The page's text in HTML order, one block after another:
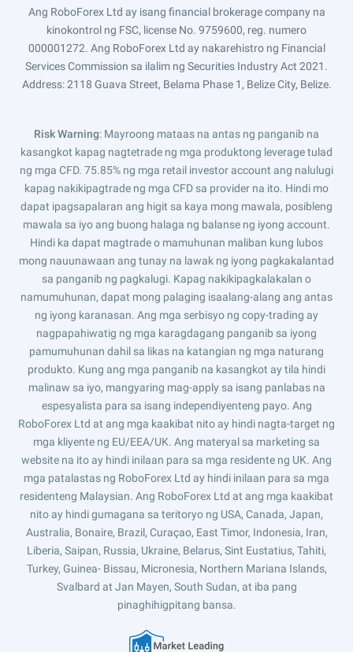
Ang RoboForex Ltd ay isang financial brokerage company na
kinokontrol ng FSC, license No. 9759600, reg. numero
000001272. Ang RoboForex Ltd ay nakarehistro ng Financial
Services Commission sa ilalim ng Securities Industry Act 2021.
Address: 2118 Guava Street, Belama Phase 1, Belize City, Belize.
Risk Warning: Mayroong mataas na antas ng panganib na
kasangkot kapag nagtetrade ng mga produktong leverage tulad
ng mga CFD. 75.85% ng mga retail investor account ang nalulugi
kapag nakikipagtrade ng mga CFD sa provider na ito. Hindi mo
dapat ipagsapalaran ang higit sa kaya mong mawala, posibleng
mawala sa iyo ang buong halaga ng balanse ng iyong account.
Hindi ka dapat magtrade o mamuhunan maliban kung lubos
mong nauunawaan ang tunay na lawak ng iyong pagkakalantad
sa panganib ng pagkalugi. Kapag nakikipagkalakalan o
namumuhunan, dapat mong palaging isaalang-alang ang antas
ng iyong karanasan. Ang mga serbisyo ng copy-trading ay
nagpapahiwatig ng mga karagdagang panganib sa iyong
pamumuhunan dahil sa likas na katangian ng mga naturang
produkto. Kung ang mga panganib na kasangkot ay tila hindi
malinaw sa iyo, mangyaring mag-apply sa isang panlabas na
espesyalista para sa isang independiyenteng payo. Ang
RoboForex Ltd at ang mga kaakibat nito ay hindi nagta-target ng
mga kliyente ng EU/EEA/UK. Ang materyal sa marketing sa
website na ito ay hindi inilaan para sa mga residente ng UK. Ang
mga patalastas ng RoboForex Ltd ay hindi inilaan para sa mga
residenteng Malaysian. Ang RoboForex Ltd at ang mga kaakibat
nito ay hindi gumagana sa teritoryo ng USA, Canada, Japan,
Australia, Bonaire, Brazil, Curaçao, East Timor, Indonesia, Iran,
Liberia, Saipan, Russia, Ukraine, Belarus, Sint Eustatius, Tahiti,
Turkey, Guinea- Bissau, Micronesia, Northern Mariana Islands,
Svalbard at Jan Mayen, South Sudan, at iba pang
pinaghihigpitang bansa.